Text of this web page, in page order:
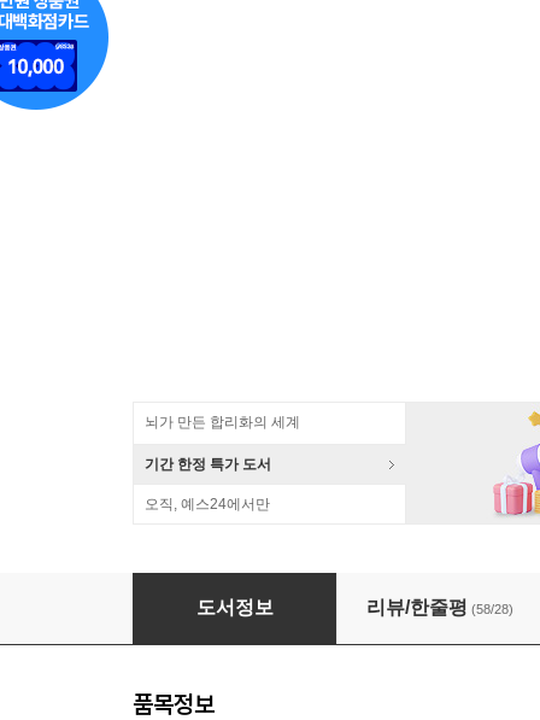
뇌가 만든 합리화의 세계
기간 한정 특가 도서
오직, 예스24에서만
궤도 나의 두 번째 교과서 시리즈
도서정보 리뷰/한줄평 (58/28)
품목정보